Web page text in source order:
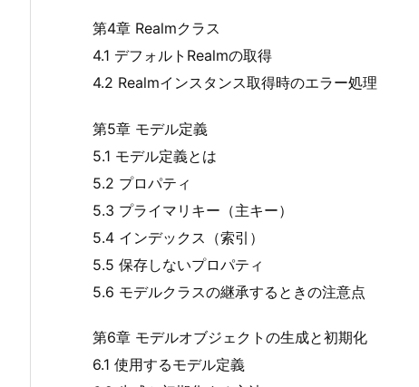
第4章 Realmクラス
4.1 デフォルトRealmの取得
4.2 Realmインスタンス取得時のエラー処理
第5章 モデル定義
5.1 モデル定義とは
5.2 プロパティ
5.3 プライマリキー（主キー）
5.4 インデックス（索引）
5.5 保存しないプロパティ
5.6 モデルクラスの継承するときの注意点
第6章 モデルオブジェクトの生成と初期化
6.1 使用するモデル定義